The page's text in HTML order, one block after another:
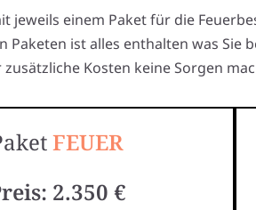
jeweils einem Paket für die
Paketen ist alles enthalten was Sie
Kosten keine Sorgen
FEUER
2.350 €